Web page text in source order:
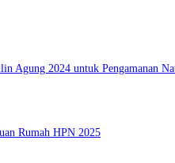
Agung 2024 untuk Pengamanan
Rumah HPN 2025